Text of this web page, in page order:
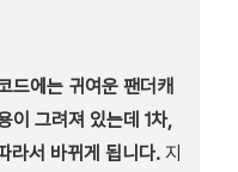
드에는 귀여운 팬더캐
이 그려져 있는데 1차,
라서 바뀌게 됩니다.지